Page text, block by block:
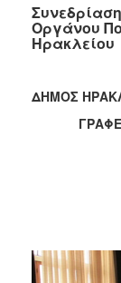
2022
2021
2013
2012
Οργάνου
Ηρακλείου
ΔΗΜΟΣ